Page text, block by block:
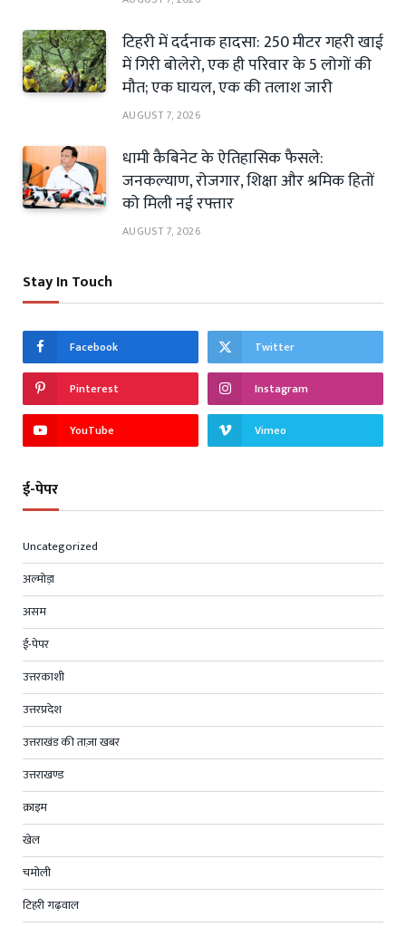
टिहरी में दर्दनाक हादसा: 250 मीटर गहरी खाई
में गिरी बोलेरो, एक ही परिवार के 5 लोगों की
मौत; एक घायल, एक की तलाश जारी
AUGUST 7, 2026
धामी कैबिनेट के ऐतिहासिक फैसले:
जनकल्याण, रोजगार, शिक्षा और श्रमिक हितों
को मिली नई रफ्तार
AUGUST 7, 2026
Stay In Touch
Facebook Twitter
Pinterest Instagram
YouTube Vimeo
ई-पेपर
Uncategorized
अल्मोड़ा
असम
ई-पेपर
उत्तरकाशी
उत्तरप्रदेश
उत्तराखंड की ताज़ा खबर
उत्तराखण्ड
क्राइम
खेल
चमोली
टिहरी गढ़वाल